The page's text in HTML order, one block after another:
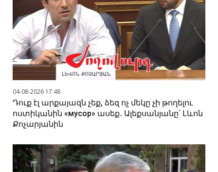
04-08-2026 17:48
Դուք էլ արքայազն չեք, ձեզ ոչ մեկը չի թողելու
ոստիկանին «мусор» ասեք․ Ալեքսանյանը՝ Լևոն
Քոչարյանին